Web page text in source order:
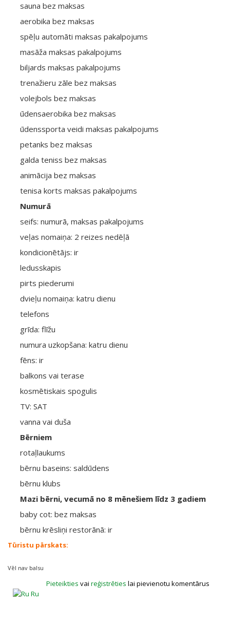
sauna bez maksas
aerobika bez maksas
spēļu automāti maksas pakalpojums
masāža maksas pakalpojums
biljards maksas pakalpojums
trenažieru zāle bez maksas
volejbols bez maksas
ūdensaerobika bez maksas
ūdenssporta veidi maksas pakalpojums
petanks bez maksas
galda teniss bez maksas
animācija bez maksas
tenisa korts maksas pakalpojums
Numurā
seifs: numurā, maksas pakalpojums
veļas nomaiņa: 2 reizes nedēļā
kondicionētājs: ir
ledusskapis
pirts piederumi
dvieļu nomaiņa: katru dienu
telefons
grīda: flīžu
numura uzkopšana: katru dienu
fēns: ir
balkons vai terase
kosmētiskais spogulis
TV: SAT
vanna vai duša
Bērniem
rotaļlaukums
bērnu baseins: saldūdens
bērnu klubs
Mazi bērni, vecumā no 8 mēnešiem līdz 3 gadiem
baby cot: bez maksas
bērnu krēsliņi restorānā: ir
Tūristu pārskats:
Vēl nav balsu
Pieteikties vai reģistrēties lai pievienotu komentārus
Ru